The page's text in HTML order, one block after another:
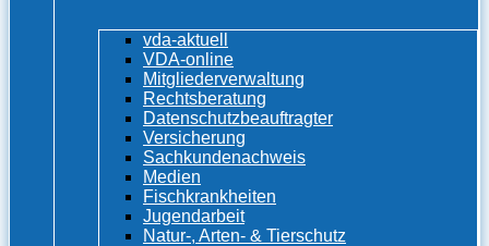
vda-aktuell
VDA-online
Mitgliederverwaltung
Rechtsberatung
Datenschutzbeauftragter
Versicherung
Sachkundenachweis
Medien
Fischkrankheiten
Jugendarbeit
Natur-, Arten- & Tierschutz